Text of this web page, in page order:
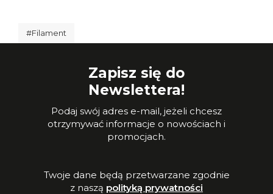
#Filament
Zapisz się do
Newslettera!
Podaj swój adres e-mail, jeżeli chcesz
otrzymywać informacje o nowościach i
promocjach.
Twoje dane będą przetwarzane zgodnie
z naszą polityką prywatności